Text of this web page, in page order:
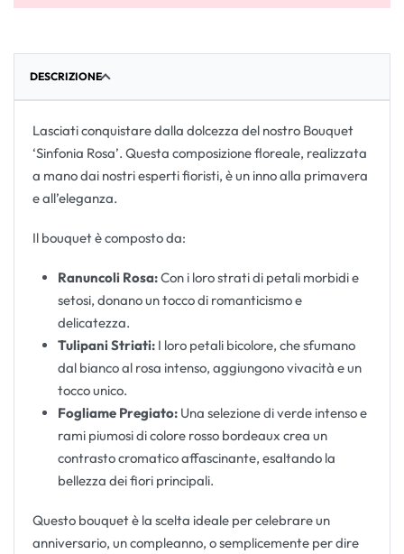
DESCRIZIONE
Lasciati conquistare dalla dolcezza del nostro Bouquet
‘Sinfonia Rosa’. Questa composizione floreale, realizzata
a mano dai nostri esperti fioristi, è un inno alla primavera
e all’eleganza.
Il bouquet è composto da:
Ranuncoli Rosa:Con i loro strati di petali morbidi e
setosi, donano un tocco di romanticismo e
delicatezza.
Tulipani Striati: I loro petali bicolore, che sfumano
dal bianco al rosa intenso, aggiungono vivacità e un
tocco unico.
Fogliame Pregiato: Una selezione di verde intenso e
rami piumosi di colore rosso bordeaux crea un
contrasto cromatico affascinante, esaltando la
bellezza dei fiori principali.
Questo bouquet è la scelta ideale per celebrare un
anniversario, un compleanno, o semplicemente per dire